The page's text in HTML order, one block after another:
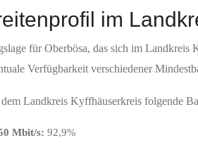
im
für Oberbösa, das sich im
Verfügbarkeit verschiedener
Landkreis Kyffhäuserkreis folgende
Mbit/s: 92,9%